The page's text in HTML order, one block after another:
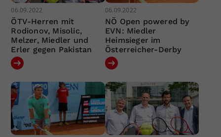
06.09.2022
ÖTV-Herren mit
Rodionov, Misolic,
Melzer, Miedler und
Erler gegen Pakistan
06.09.2022
NÖ Open powered by
EVN: Miedler
Heimsieger im
Österreicher-Derby